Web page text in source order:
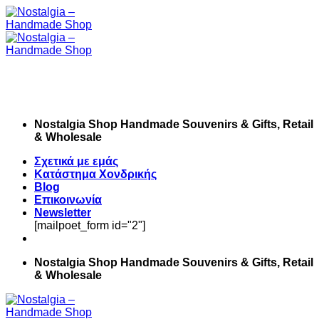
Skip
to
content
Nostalgia Shop Handmade Souvenirs & Gifts, Retail
& Wholesale
Σχετικά με εμάς
Κατάστημα Χονδρικής
Blog
Επικοινωνία
Newsletter
[mailpoet_form id="2"]
Nostalgia Shop Handmade Souvenirs & Gifts, Retail
& Wholesale